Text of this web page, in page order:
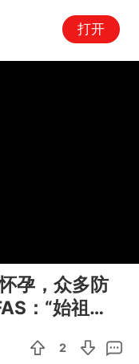
打开
孕，众多防
：“始祖
在列
2